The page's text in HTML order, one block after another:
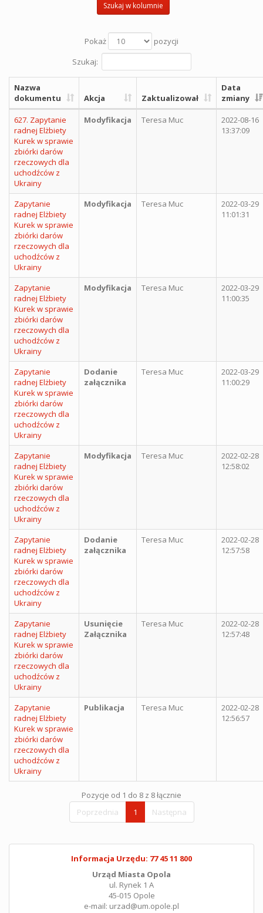
Szukaj w kolumnie
Pokaż
pozycji
Szukaj:
Nazwa
dokumentu
Akcja Zaktualizował
Data
zmiany
627. Zapytanie
radnej Elżbiety
Kurek w sprawie
zbiórki darów
rzeczowych dla
uchodźców z
Ukrainy
Modyfikacja Teresa Muc
2022-08-16
13:37:09
Zapytanie
radnej Elżbiety
Kurek w sprawie
zbiórki darów
rzeczowych dla
uchodźców z
Ukrainy
Modyfikacja Teresa Muc
2022-03-29
11:01:31
Zapytanie
radnej Elżbiety
Kurek w sprawie
zbiórki darów
rzeczowych dla
uchodźców z
Ukrainy
Modyfikacja Teresa Muc
2022-03-29
11:00:35
Zapytanie
radnej Elżbiety
Kurek w sprawie
zbiórki darów
rzeczowych dla
uchodźców z
Ukrainy
Dodanie
załącznika
Teresa Muc
2022-03-29
11:00:29
Zapytanie
radnej Elżbiety
Kurek w sprawie
zbiórki darów
rzeczowych dla
uchodźców z
Ukrainy
Modyfikacja Teresa Muc
2022-02-28
12:58:02
Zapytanie
radnej Elżbiety
Kurek w sprawie
zbiórki darów
rzeczowych dla
uchodźców z
Ukrainy
Dodanie
załącznika
Teresa Muc
2022-02-28
12:57:58
Zapytanie
radnej Elżbiety
Kurek w sprawie
zbiórki darów
rzeczowych dla
uchodźców z
Ukrainy
Usunięcie
Załącznika
Teresa Muc
2022-02-28
12:57:48
Zapytanie
radnej Elżbiety
Kurek w sprawie
zbiórki darów
rzeczowych dla
uchodźców z
Ukrainy
Publikacja Teresa Muc
2022-02-28
12:56:57
Pozycje od 1 do 8 z 8 łącznie
Poprzednia
1 Następna
Informacja Urzędu: 77 45 11 800
Urząd Miasta Opola
ul. Rynek 1 A
45-015 Opole
e-mail: urzad@um.opole.pl